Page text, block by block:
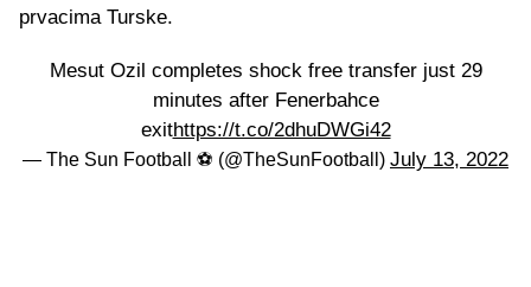
prvacima Turske.
Mesut Ozil completes shock free transfer just 29
minutes after Fenerbahce
exithttps://t.co/2dhuDWGi42
— The Sun Football ⚽ (@TheSunFootball) July 13, 2022